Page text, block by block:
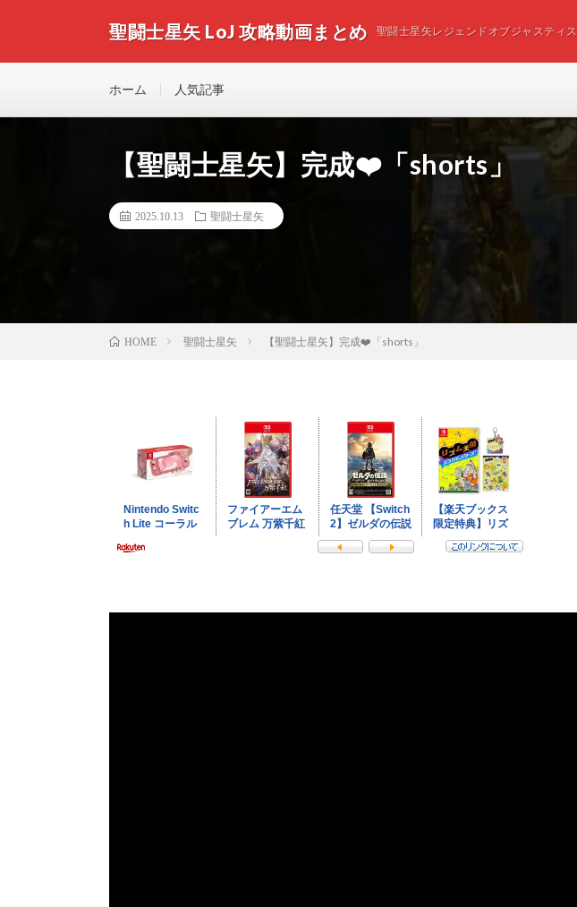
聖闘士星矢 LoJ 攻略動画まとめ 聖闘士星矢レジェンドオブジャスティス
ホーム 人気記事
【聖闘士星矢】完成❤️「shorts」
2025.10.13 聖闘士星矢
HOME 聖闘士星矢 【聖闘士星矢】完成❤️「shorts」